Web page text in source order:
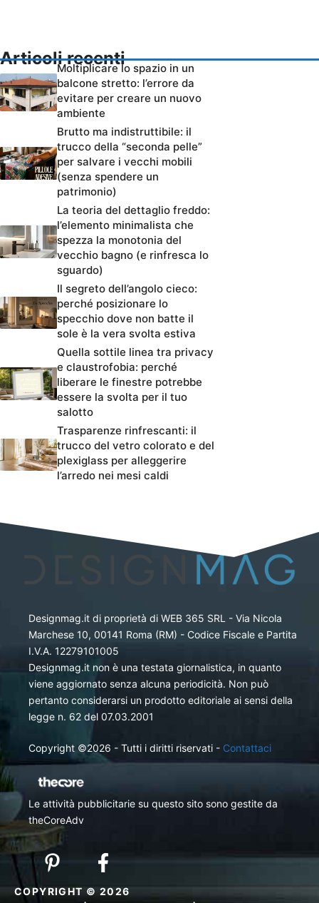
Articoli recenti
Moltiplicare lo spazio in un
balcone stretto: l’errore da
evitare per creare un nuovo
ambiente
Brutto ma indistruttibile: il
trucco della “seconda pelle”
per salvare i vecchi mobili
(senza spendere un
patrimonio)
La teoria del dettaglio freddo:
l’elemento minimalista che
spezza la monotonia del
vecchio bagno (e rinfresca lo
sguardo)
Il segreto dell’angolo cieco:
perché posizionare lo
specchio dove non batte il
sole è la vera svolta estiva
Quella sottile linea tra privacy
e claustrofobia: perché
liberare le finestre potrebbe
essere la svolta per il tuo
salotto
Trasparenze rinfrescanti: il
trucco del vetro colorato e del
plexiglass per alleggerire
l’arredo nei mesi caldi
Designmag.it di proprietà di WEB 365 SRL - Via Nicola
Marchese 10, 00141 Roma (RM) - Codice Fiscale e Partita
I.V.A. 12279101005
Designmag.it non è una testata giornalistica, in quanto
viene aggiornato senza alcuna periodicità. Non può
pertanto considerarsi un prodotto editoriale ai sensi della
legge n. 62 del 07.03.2001
Copyright ©2026 - Tutti i diritti riservati - Contattaci
Le attività pubblicitarie su questo sito sono gestite da
theCoreAdv
COPYRIGHT © 2026